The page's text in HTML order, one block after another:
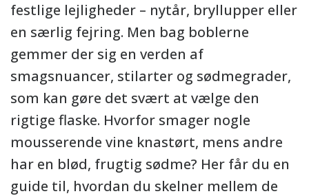
festlige lejligheder – nytår, bryllupper eller
en særlig fejring. Men bag boblerne
gemmer der sig en verden af
smagsnuancer, stilarter og sødmegrader,
som kan gøre det svært at vælge den
rigtige flaske. Hvorfor smager nogle
mousserende vine knastørt, mens andre
har en blød, frugtig sødme? Her får du en
guide til, hvordan du skelner mellem de